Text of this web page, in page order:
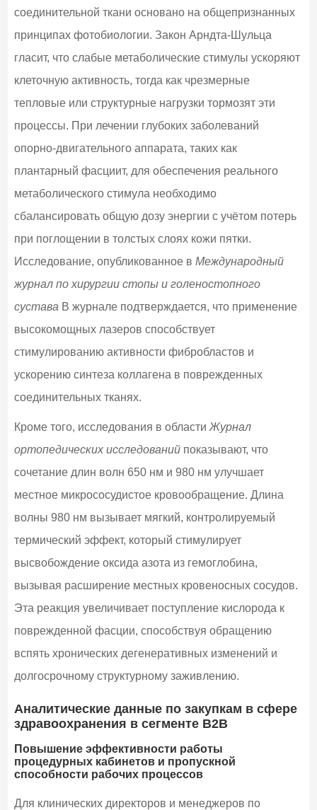
соединительной ткани основано на общепризнанных
принципах фотобиологии. Закон Арндта-Шульца
гласит, что слабые метаболические стимулы ускоряют
клеточную активность, тогда как чрезмерные
тепловые или структурные нагрузки тормозят эти
процессы. При лечении глубоких заболеваний
опорно-двигательного аппарата, таких как
плантарный фасциит, для обеспечения реального
метаболического стимула необходимо
сбалансировать общую дозу энергии с учётом потерь
при поглощении в толстых слоях кожи пятки.
Исследование, опубликованное в Международный
журнал по хирургии стопы и голеностопного
суставаВ журнале подтверждается, что применение
высокомощных лазеров способствует
стимулированию активности фибробластов и
ускорению синтеза коллагена в поврежденных
соединительных тканях.
Кроме того, исследования в областиЖурнал
ортопедических исследованийпоказывают, что
сочетание длин волн 650 нм и 980 нм улучшает
местное микрососудистое кровообращение. Длина
волны 980 нм вызывает мягкий, контролируемый
термический эффект, который стимулирует
высвобождение оксида азота из гемоглобина,
вызывая расширение местных кровеносных сосудов.
Эта реакция увеличивает поступление кислорода к
поврежденной фасции, способствуя обращению
вспять хронических дегенеративных изменений и
долгосрочному структурному заживлению.
Аналитические данные по закупкам в сфере
здравоохранения в сегменте B2B
Повышение эффективности работы
процедурных кабинетов и пропускной
способности рабочих процессов
Для клинических директоров и менеджеров по